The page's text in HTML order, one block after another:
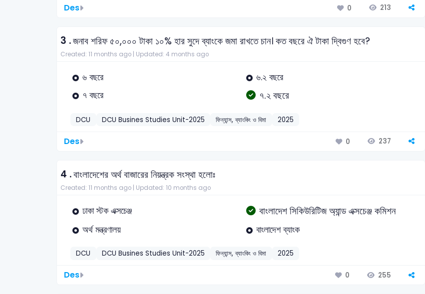
Des 0 213
3 .জনাব শরিফ ৫০,০০০ টাকা ১০% হার সুদে ব্যাংকে জমা রাখতে চান। কত বছরে ঐ টাকা দ্বিগুণ হবে?
Created: 11 months ago | Updated: 4 months ago
৬ বছরে
৬.২ বছরে
৭ বছরে
৭.২ বছরে
DCU DCU Busines Studies Unit-2025 ফিন্যান্স, ব্যাংকিং ও বিমা 2025
Des 0 237
4 .বাংলাদেশের অর্থ বাজারের নিয়ন্ত্রক সংস্থা হলোঃ
Created: 11 months ago | Updated: 10 months ago
ঢাকা স্টক এক্সচেঞ্জ বাংলাদেশ সিকিউরিটিজ অ্যান্ড এক্সচেঞ্জ কমিশন
অর্থ মন্ত্রণালয় বাংলাদেশ ব্যাংক
DCU DCU Busines Studies Unit-2025 ফিন্যান্স, ব্যাংকিং ও বিমা 2025
Des 0 255